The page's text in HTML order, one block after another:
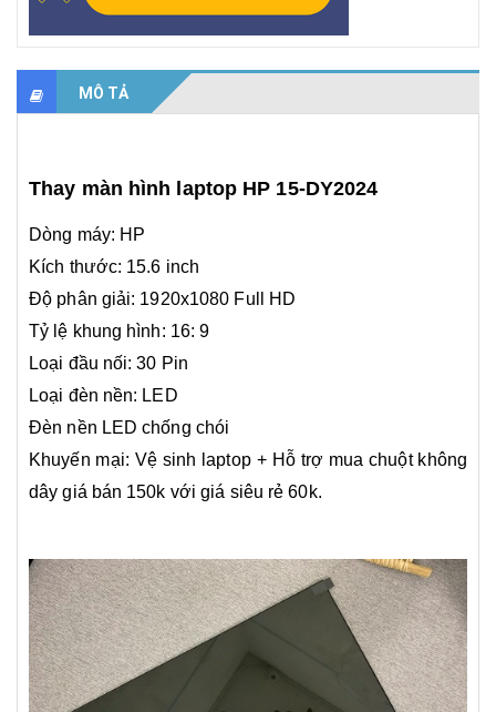
MÔ TẢ
Thay màn hình laptop HP 15-DY2024
Dòng máy: HP
​Kích thước: 15.6 inch
​Độ phân giải: 1920x1080 Full HD
Tỷ lệ khung hình: 16: 9
Loại đầu nối: 30 Pin
Loại đèn nền: LED
Đèn nền LED chống chói
Khuyến mại: Vệ sinh laptop + Hỗ trợ mua chuột không
dây giá bán 150k với giá siêu rẻ 60k.